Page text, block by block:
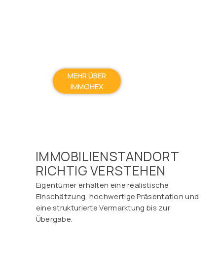
MEHR ÜBER
IMMOHEX
IMMOBILIENSTANDORT
RICHTIG VERSTEHEN
Eigentümer erhalten eine realistische
Einschätzung, hochwertige Präsentation und
eine strukturierte Vermarktung bis zur
Übergabe.